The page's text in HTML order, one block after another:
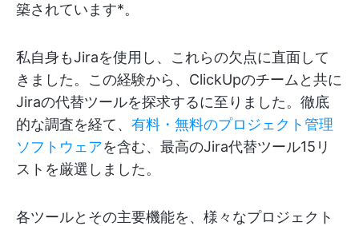
築されています*。
私自身もJiraを使用し、これらの欠点に直面して
きました。この経験から、ClickUpのチームと共に
Jiraの代替ツールを探求するに至りました。徹底
的な調査を経て、 有料・無料のプロジェクト管理
ソフトウェアを含む、最高のJira代替ツール15リ
ストを厳選しました。
各ツールとその主要機能を、様々なプロジェクト